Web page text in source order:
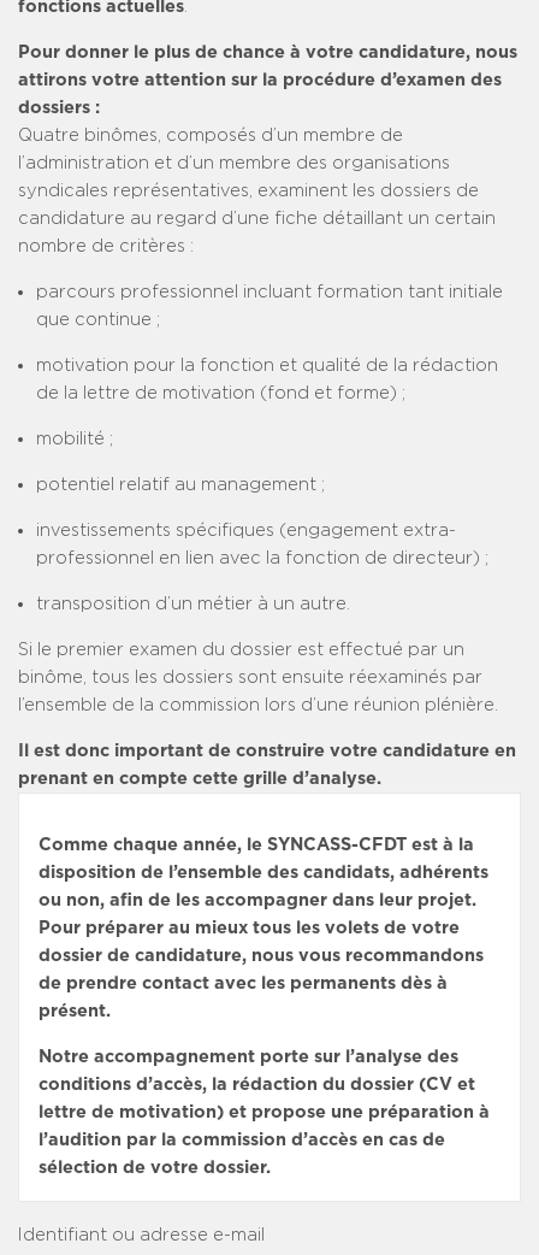
fonctions actuelles
Pour donner le plus de chance à votre candidature, nous
attirons votre attention sur la procédure d’examen des
dossiers :
­Quatre binômes, composés d’un membre de
l’administration et d’un membre des organisations
syndicales représentatives, examinent les dossiers de
candidature au regard d’une fiche détaillant un certain
nombre de critères :
parcours professionnel incluant formation tant initiale
que continue ;
motivation pour la fonction et qualité de la rédaction
de la lettre de motivation (fond et forme) ;
mobilité ;
potentiel relatif au management ;
investissements spécifiques (engagement extra-
professionnel en lien avec la fonction de directeur) ;
transposition d’un métier à un autre.
Si le premier examen du dossier est effectué par un
binôme, tous les dossiers sont ensuite réexaminés par
l’ensemble de la commission lors d’une réunion plénière.
Il est donc important de construire votre candidature en
prenant en compte cette grille d’analyse.
Comme chaque année, le SYNCASS-CFDT est à la
disposition de l’ensemble des candidats, adhérents
ou non, afin de les accompagner dans leur projet.
Pour préparer au mieux tous les volets de votre
dossier de candidature, nous vous recommandons
de prendre contact avec les permanents dès à
présent.
Notre accompagnement porte sur l’analyse des
conditions d’accès, la rédaction du dossier (CV et
lettre de motivation) et propose une préparation à
l’audition par la commission d’accès en cas de
sélection de votre dossier.
Identifiant ou adresse e-mail